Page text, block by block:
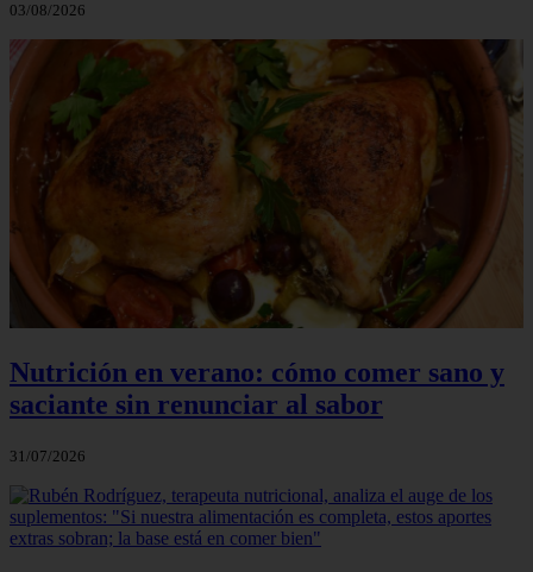
03/08/2026
Nutrición en verano: cómo comer sano y
saciante sin renunciar al sabor
31/07/2026